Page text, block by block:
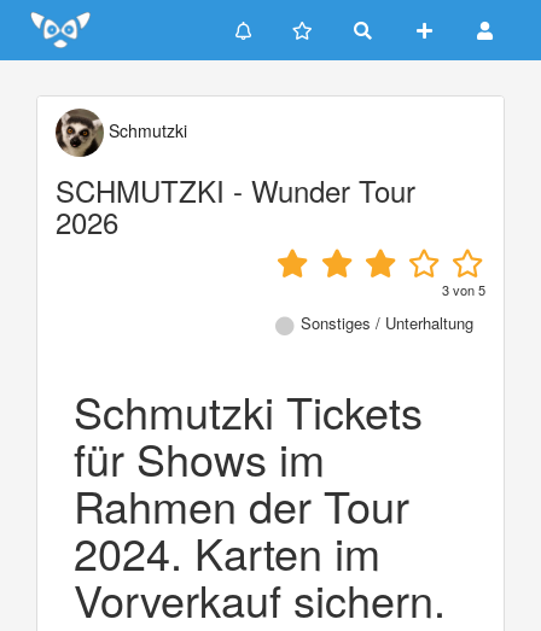
Update cookies preferences
Schmutzki
SCHMUTZKI - Wunder Tour
2026
3von5
Sonstiges / Unterhaltung
Schmutzki Tickets
für Shows im
Rahmen der Tour
2024. Karten im
Vorverkauf sichern.